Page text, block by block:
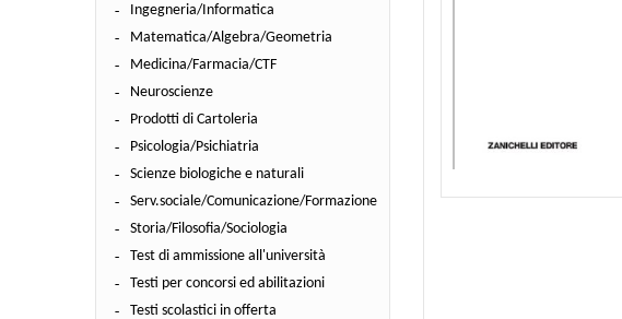
Ingegneria/Informatica
Matematica/Algebra/Geometria
Medicina/Farmacia/CTF
Neuroscienze
Prodotti di Cartoleria
Psicologia/Psichiatria
Scienze biologiche e naturali
Serv.sociale/Comunicazione/Formazione
Storia/Filosofia/Sociologia
Test di ammissione all'università
Testi per concorsi ed abilitazioni
Testi scolastici in offerta